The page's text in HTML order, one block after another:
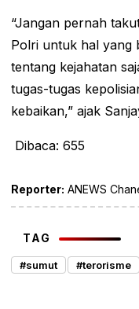
“Jangan pernah
Polri untuk hal yang
tentang kejahatan
tugas-tugas
kebaikan,” ajak
Dibaca: 655
Reporter: ANEWS
TAG
#sumut #terorisme